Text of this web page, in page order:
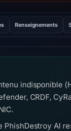
Renseignements
indisponible
CRDF,
PhishDestroy AI